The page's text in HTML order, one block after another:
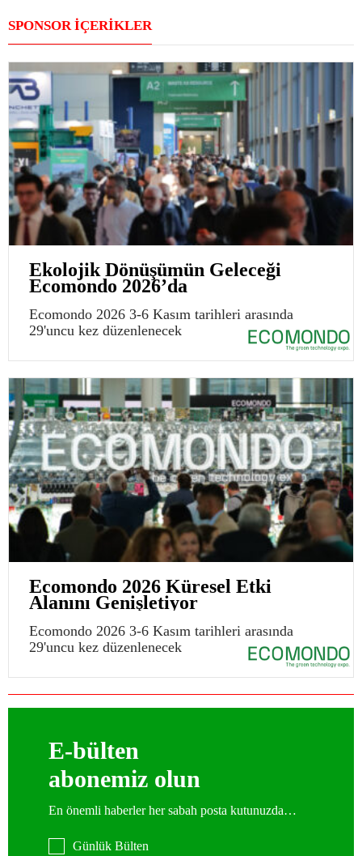
SPONSOR İÇERİKLER
Ekolojik Dönüşümün Geleceği
Ecomondo 2026’da
Ecomondo 2026 3-6 Kasım tarihleri arasında
29'uncu kez düzenlenecek
Ecomondo 2026 Küresel Etki
Alanını Genişletiyor
Ecomondo 2026 3-6 Kasım tarihleri arasında
29'uncu kez düzenlenecek
E-bülten
abonemiz olun
En önemli haberler her sabah posta kutunuzda…
Günlük Bülten